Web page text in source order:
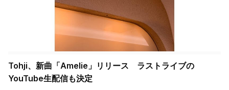
Tohji、新曲「Amelie」リリース ラストライブの
YouTube生配信も決定